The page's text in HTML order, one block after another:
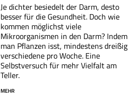
Je dichter besiedelt der Darm, desto
besser für die Gesundheit. Doch wie
kommen möglichst viele
Mikroorganismen in den Darm? Indem
man Pflanzen isst, mindestens dreißig
verschiedene pro Woche. Eine
Selbstversuch für mehr Vielfalt am
Teller.
MEHR